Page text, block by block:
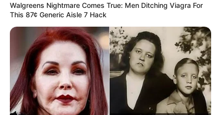
Walgreens Nightmare Comes True: Men Ditching Viagra For
This 87¢ Generic Aisle 7 Hack